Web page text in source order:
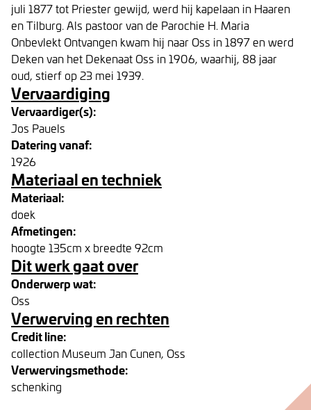
juli 1877 tot Priester gewijd, werd hij kapelaan in Haaren
en Tilburg. Als pastoor van de Parochie H. Maria
Onbevlekt Ontvangen kwam hij naar Oss in 1897 en werd
Deken van het Dekenaat Oss in 1906, waarhij, 88 jaar
oud, stierf op 23 mei 1939.
Vervaardiging
Vervaardiger(s):
Jos Pauels
Datering vanaf:
1926
Materiaal en techniek
Materiaal:
doek
Afmetingen:
hoogte 135cm x breedte 92cm
Dit werk gaat over
Onderwerp wat:
Oss
Verwerving en rechten
Credit line:
collection Museum Jan Cunen, Oss
Verwervingsmethode:
schenking